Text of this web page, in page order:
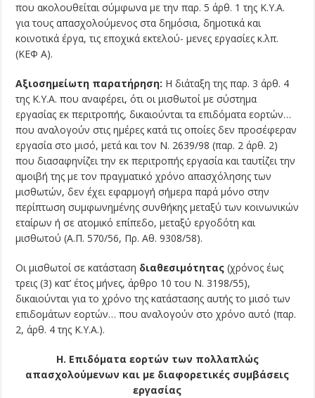
που ακολουθείται σύμφωνα με την παρ. 5 άρθ. 1 της Κ.Υ.Α.
για τους απασχολούμενος στα δημόσια, δημοτικά και
κοινοτικά έργα, τις εποχικά εκτελού- μενες εργασίες κ.λπ.
(ΚΕΦ Α).
Αξιοσημείωτη παρατήρηση: Η διάταξη της παρ. 3 άρθ. 4
της Κ.Υ.Α. που αναφέρει, ότι οι μισθωτοί με σύστημα
εργασίας εκ περιτροπής, δικαιούνται τα επιδόματα εορτών…
που αναλογούν στις ημέρες κατά τις οποίες δεν προσέφεραν
εργασία στο μισό, μετά και τον Ν. 2639/98 (παρ. 2 άρθ. 2)
που διασαφηνίζει την εκ περιτροπής εργασία και ταυτίζει την
αμοιβή της με τον πραγματικό χρόνο απασχόλησης των
μισθωτών, δεν έχει εφαρμογή σήμερα παρά μόνο στην
περίπτωση συμφωνημένης συνθήκης μεταξύ των κοινωνικών
εταίρων ή σε ατομικό επίπεδο, μεταξύ εργοδότη και
μισθωτού (Α.Π. 570/56, Πρ. Αθ. 9308/58).
Οι μισθωτοί σε κατάσταση διαθεσιμότητας(χρόνος έως
τρεις (3) κατ’ έτος μήνες, άρθρο 10 του Ν. 3198/55),
δικαιούνται για το χρόνο της κατάστασης αυτής το μισό των
επιδομάτων εορτών… που αναλογούν στο χρόνο αυτό (παρ.
2, άρθ. 4 της Κ.Υ.Α.).
Η. Επιδόματα εορτών των πολλαπλώς
απασχολούμενων και με διαφορετικές συμβάσεις
εργασίας